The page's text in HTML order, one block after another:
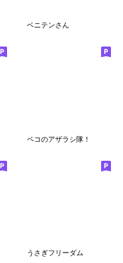
ベニテンさん
ペコのアザラシ隊！
うさぎフリーダム